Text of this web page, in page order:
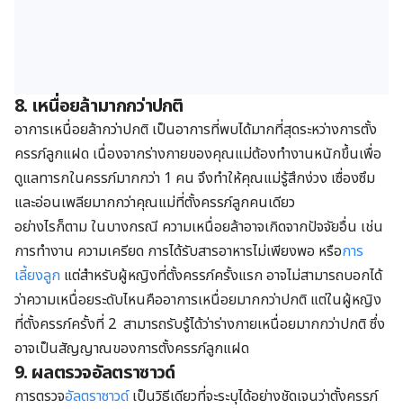
8. เหนื่อยล้ามากกว่าปกติ
อาการเหนื่อยล้ากว่าปกติ เป็นอาการที่พบได้มากที่สุดระหว่างการตั้ง
ครรภ์ลูกแฝด เนื่องจากร่างกายของคุณแม่ต้องทำงานหนักขึ้นเพื่อ
ดูแลทารกในครรภ์มากกว่า 1 คน จึงทำให้คุณแม่รู้สึกง่วง เซื่องซึม
และอ่อนเพลียมากกว่าคุณแม่ที่ตั้งครรภ์ลูกคนเดียว
อย่างไรก็ตาม ในบางกรณี ความเหนื่อยล้าอาจเกิดจากปัจจัยอื่น เช่น
การทำงาน ความเครียด การได้รับสารอาหารไม่เพียงพอ หรือการ
เลี้ยงลูก แต่สำหรับผู้หญิงที่ตั้งครรภ์ครั้งแรก อาจไม่สามารถบอกได้
ว่าความเหนื่อยระดับไหนคืออาการเหนื่อยมากกว่าปกติ แต่ในผู้หญิง
ที่ตั้งครรภ์ครั้งที่ 2 สามารถรับรู้ได้ว่าร่างกายเหนื่อยมากกว่าปกติ ซึ่ง
อาจเป็นสัญญาณของการตั้งครรภ์ลูกแฝด
9. ผลตรวจอัลตราซาวด์
การตรวจอัลตราซาวด์เป็นวิธีเดียวที่จะระบุได้อย่างชัดเจนว่าตั้งครรภ์